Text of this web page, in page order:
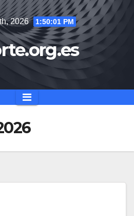
2026 1:50:01 PM